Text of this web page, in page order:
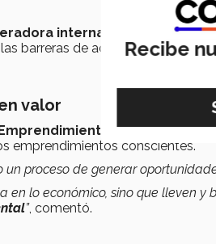
internacional
centrada
barreras de acceso y crear una
valor
Emprendimiento Socialdel Tec
emprendimientos conscientes.
un proceso de generar
en lo económico, sino que lleven
”, comentó.
Recibe